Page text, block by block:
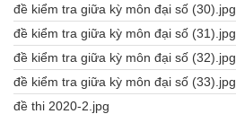
đề kiểm tra giữa kỳ môn đại số (30).jpg
đề kiểm tra giữa kỳ môn đại số (31).jpg
đề kiểm tra giữa kỳ môn đại số (32).jpg
đề kiểm tra giữa kỳ môn đại số (33).jpg
đề thi 2020-2.jpg